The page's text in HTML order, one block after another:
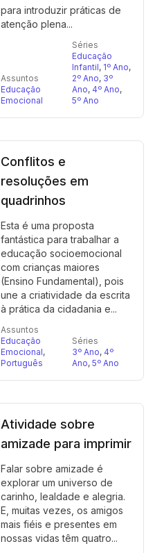
para introduzir práticas de
atenção plena...
Assuntos
Educação
Emocional
Séries
Educação
Infantil, 1º Ano,
2º Ano, 3º
Ano, 4º Ano,
5º Ano
Conflitos e
resoluções em
quadrinhos
Esta é uma proposta
fantástica para trabalhar a
educação socioemocional
com crianças maiores
(Ensino Fundamental), pois
une a criatividade da escrita
à prática da cidadania e...
Assuntos
Educação
Emocional,
Português
Séries
3º Ano, 4º
Ano, 5º Ano
Atividade sobre
amizade para imprimir
Falar sobre amizade é
explorar um universo de
carinho, lealdade e alegria.
E, muitas vezes, os amigos
mais fiéis e presentes em
nossas vidas têm quatro...